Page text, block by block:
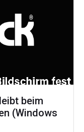
beim
(Windows